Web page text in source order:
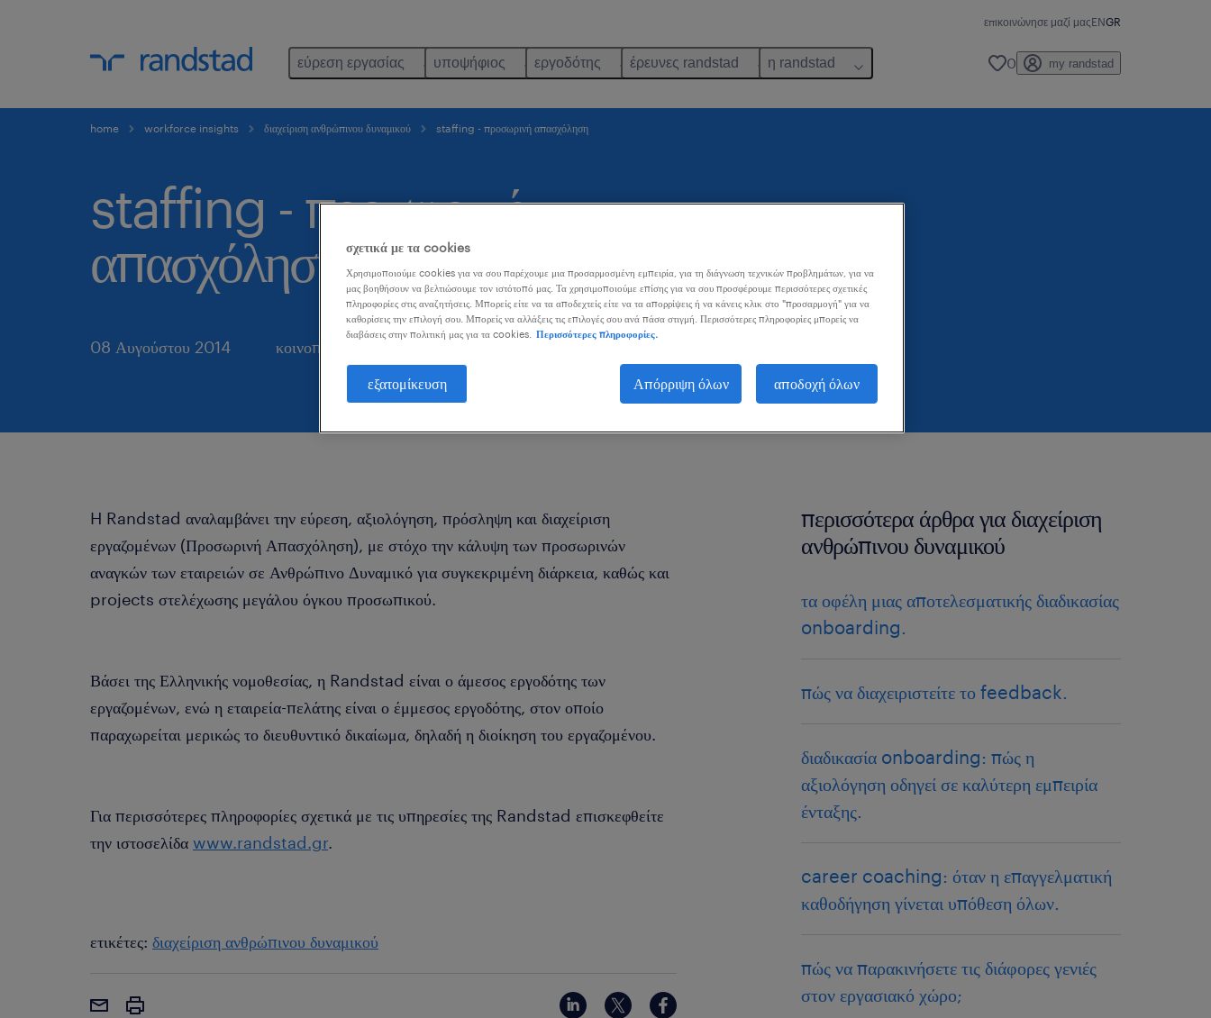
επικοινώνησε μαζί μαςENGR
εύρεση εργασίας υποψήφιος εργοδότης έρευνες randstad η randstad 0 my randstad
home workforce insights διαχείριση ανθρώπινου δυναμικού staffing - προσωρινή απασχόληση
staffing - προσωρινή
απασχόληση
08 Αυγούστου 2014 κοινοποιήστε το άρθρο:
H Randstad αναλαμβάνει την εύρεση, αξιολόγηση, πρόσληψη και διαχείριση
εργαζομένων (Προσωρινή Απασχόληση), με στόχο την κάλυψη των προσωρινών
αναγκών των εταιρειών σε Ανθρώπινο Δυναμικό για συγκεκριμένη διάρκεια, καθώς και
projects στελέχωσης μεγάλου όγκου προσωπικού.
Βάσει της Ελληνικής νομοθεσίας, η Randstad είναι ο άμεσος εργοδότης των
εργαζομένων, ενώ η εταιρεία-πελάτης είναι ο έμμεσος εργοδότης, στον οποίο
παραχωρείται μερικώς το διευθυντικό δικαίωμα, δηλαδή η διοίκηση του εργαζομένου.
Για περισσότερες πληροφορίες σχετικά με τις υπηρεσίες της Randstad επισκεφθείτε
την ιστοσελίδα www.randstad.gr.
ετικέτες: διαχείριση ανθρώπινου δυναμικού
περισσότερα άρθρα για διαχείριση
ανθρώπινου δυναμικού
τα οφέλη μιας αποτελεσματικής διαδικασίας
onboarding.
πώς να διαχειριστείτε το feedback.
διαδικασία onboarding: πώς η
αξιολόγηση οδηγεί σε καλύτερη εμπειρία
ένταξης.
career coaching: όταν η επαγγελματική
καθοδήγηση γίνεται υπόθεση όλων.
πώς να παρακινήσετε τις διάφορες γενιές
στον εργασιακό χώρο;
σχετικά με τα cookies
Χρησιμοποιούμε cookies για να σου παρέχουμε μια προσαρμοσμένη εμπειρία, για τη διάγνωση τεχνικών προβλημάτων, για να
μας βοηθήσουν να βελτιώσουμε τον ιστότοπό μας. Τα χρησιμοποιούμε επίσης για να σου προσφέρουμε περισσότερες σχετικές
πληροφορίες στις αναζητήσεις. Μπορείς είτε να τα αποδεχτείς είτε να τα απορρίψεις ή να κάνεις κλικ στο "προσαρμογή" για να
καθορίσεις την επιλογή σου. Μπορείς να αλλάξεις τις επιλογές σου ανά πάσα στιγμή. Περισσότερες πληροφορίες μπορείς να
διαβάσεις στην πολιτική μας για τα cookies.
Περισσότερες πληροφορίες.
εξατομίκευση Απόρριψη όλων αποδοχή όλων